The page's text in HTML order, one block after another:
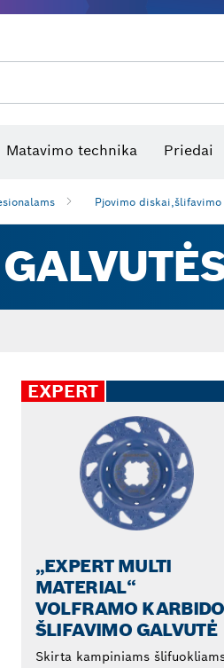
Matavimo technika Priedai
Pjovimo
EXPERT
„EXPERT MULTI
MATERIAL“
VOLFRAMO KARBIDO
ŠLIFAVIMO GALVUTĖ
Skirta kampiniams